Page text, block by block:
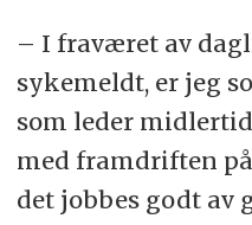
– I fraværet av
sykemeldt, er jeg
som leder
med framdriften
det jobbes godt av